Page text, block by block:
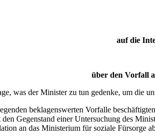
auf die
über den Vorfall
was der Minister zu tun gedenke, um die
beklagenswerten Vorfalle
Gegenstand einer Untersuchung des
an das Ministerium für soziale Fürsorge